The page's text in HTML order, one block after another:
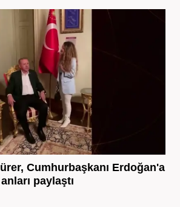
Cumhurbaşkanı Erdoğan'a
paylaştı